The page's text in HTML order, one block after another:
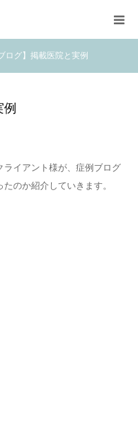
ログ】掲載医院と実例
イアント様が、症例ブログ
のか紹介していきます。